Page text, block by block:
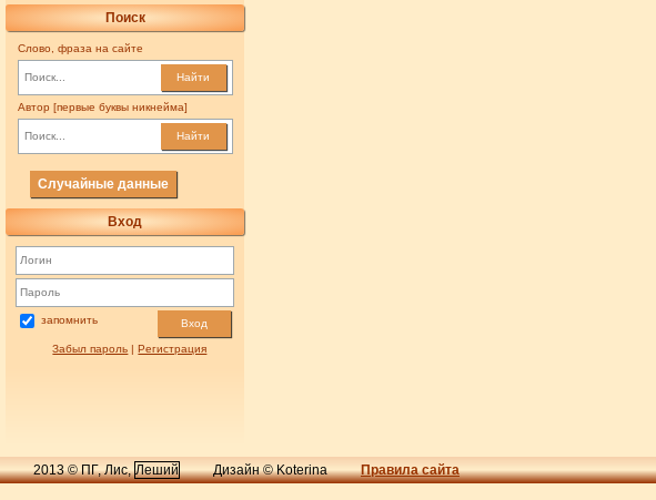
Поиск
Слово, фраза на сайте
Найти
Автор [первые буквы никнейма]
Найти
Случайные данные
Вход
запомнить Вход
Забыл пароль |Регистрация
2013 © ПГ, Лис,Леший Дизайн © Koterina Правила сайта